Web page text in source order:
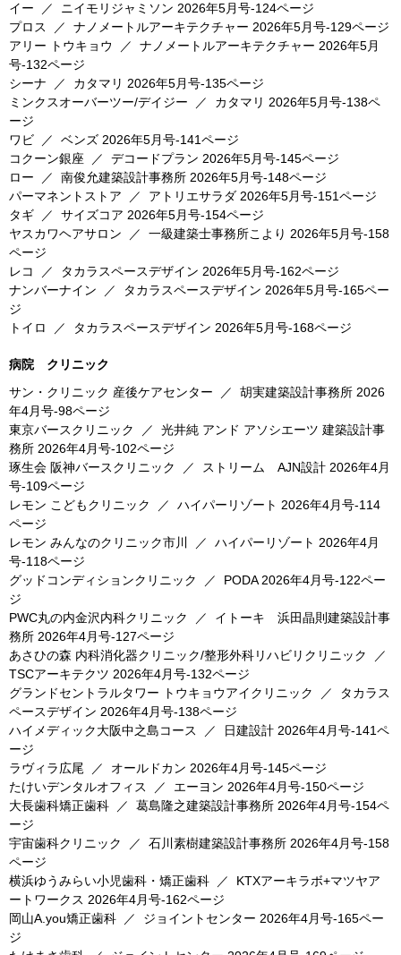
イー ／ ニイモリジャミソン 2026年5月号-124ページ
プロス
／ ナノメートルアーキテクチャー 2026年5月号-129ページ
アリー トウキョウ
／ ナノメートルアーキテクチャー 2026年5月
号-132ページ
シーナ ／ カタマリ 2026年5月号-135ページ
ミンクスオーバーツー/デイジー ／ カタマリ 2026年5月号-138ペ
ージ
ワビ ／ ベンズ 2026年5月号-141ページ
コクーン銀座 ／ デコードプラン 2026年5月号-145ページ
ロー ／ 南俊允建築設計事務所 2026年5月号-148ページ
パーマネントストア ／ アトリエサラダ 2026年5月号-151ページ
タギ ／ サイズコア 2026年5月号-154ページ
ヤスカワヘアサロン ／ 一級建築士事務所こより 2026年5月号-158
ページ
レコ
／ タカラスペースデザイン 2026年5月号-162ページ
ナンバーナイン ／ タカラスペースデザイン 2026年5月号-165ペー
ジ
トイロ
／ タカラスペースデザイン 2026年5月号-168ページ
病院 クリニック
サン・クリニック 産後ケアセンター ／ 胡実建築設計事務所 2026
年4月号-98ページ
東京バースクリニック
／ 光井純 アンド アソシエーツ 建築設計事
務所 2026年4月号-102ページ
琢生会 阪神バースクリニック
／ ストリーム AJN設計 2026年4月
号-109ページ
レモン こどもクリニック
／ ハイパーリゾート 2026年4月号-114
ページ
レモン みんなのクリニック市川
／ ハイパーリゾート 2026年4月
号-118ページ
グッドコンディションクリニック
／ PODA 2026年4月号-122ペー
ジ
PWC丸の内金沢内科クリニック
／ イトーキ 浜田晶則建築設計事
務所 2026年4月号-127ページ
あさひの森 内科消化器クリニック/整形外科リハビリクリニック
／
TSCアーキテクツ 2026年4月号-132ページ
グランドセントラルタワー トウキョウアイクリニック
／
タカラス
ペースデザイン 2026年4月号-138ページ
ハイメディック大阪中之島コース
／ 日建設計 2026年4月号-141ペ
ージ
ラヴィラ広尾 ／ オールドカン 2026年4月号-145ページ
たけいデンタルオフィス
／ エーヨン 2026年4月号-150ページ
大長歯科矯正歯科 ／ 葛島隆之建築設計事務所 2026年4月号-154ペ
ージ
宇宙歯科クリニック
／ 石川素樹建築設計事務所 2026年4月号-158
ページ
横浜ゆうみらい小児歯科・矯正歯科 ／ KTXアーキラボ+マツヤア
ートワークス 2026年4月号-162ページ
岡山A.you矯正歯科 ／ ジョイントセンター 2026年4月号-165ペー
ジ